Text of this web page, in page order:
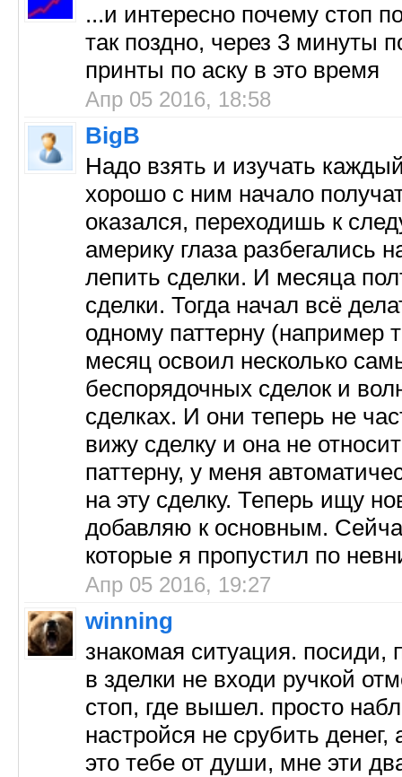
...и интересно почему стоп
так поздно, через 3 минуты
принты по аску в это время
Апр 05 2016, 18:58
BigB
Надо взять и изучать
хорошо с ним начало
оказался, переходишь к
америку глаза
лепить сделки. И месяца
сделки. Тогда начал всё
одному паттерну (например
месяц освоил несколько
беспорядочных сделок и
сделках. И они теперь не
вижу сделку и она не
паттерну, у меня
на эту сделку. Теперь ищу
добавляю к основным.
которые я пропустил по
Апр 05 2016, 19:27
winning
знакомая ситуация.
в зделки не входи ручкой
стоп, где вышел. просто
настройся не срубить
это тебе от души, мне эти